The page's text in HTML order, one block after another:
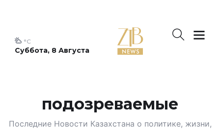
Суббота, 8 Августа
°C
подозреваемые
Последние Новости Казахстана о политике, жизни,